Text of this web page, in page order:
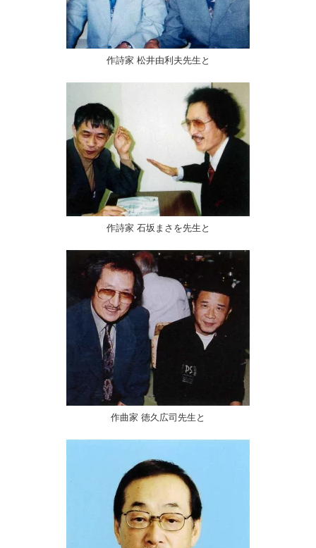
作詩家 松井由利夫先生と
作詩家 石坂まさを先生と
作曲家 徳久広司先生と